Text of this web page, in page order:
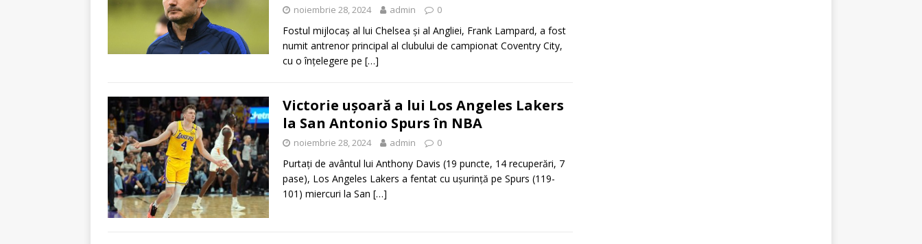
noiembrie 28, 2024 admin 0
Fostul mijlocaș al lui Chelsea și al Angliei, Frank Lampard, a fost
numit antrenor principal al clubului de campionat Coventry City,
cu o înțelegere pe […]
Victorie ușoară a lui Los Angeles Lakers
la San Antonio Spurs în NBA
noiembrie 28, 2024 admin 0
Purtați de avântul lui Anthony Davis (19 puncte, 14 recuperări, 7
pase), Los Angeles Lakers a fentat cu ușurință pe Spurs (119-
101) miercuri la San […]